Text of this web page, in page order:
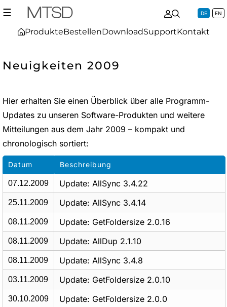
☰
ProdukteBestellenDownloadSupportKontakt
DE EN
Neuigkeiten 2009
Hier erhalten Sie einen Überblick über alle Programm-
Updates zu unseren Software-Produkten und weitere
Mitteilungen aus dem Jahr 2009 – kompakt und
chronologisch sortiert:
Datum Beschreibung
07.12.2009 Update: AllSync 3.4.22
25.11.2009 Update: AllSync 3.4.14
08.11.2009 Update: GetFoldersize 2.0.16
08.11.2009 Update: AllDup 2.1.10
08.11.2009 Update: AllSync 3.4.8
03.11.2009 Update: GetFoldersize 2.0.10
30.10.2009 Update: GetFoldersize 2.0.0